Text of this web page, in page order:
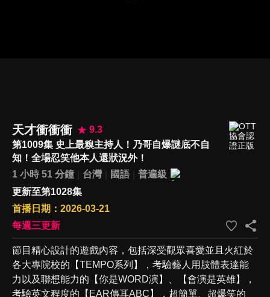
天才衝衝衝
9.3
第1009集 史上最糗主持人！乃哥自爆謎底不自
知！全場忍笑他本人還狀況外！
1 小時 51 分鐘
台灣 國語
普遍級
更新至第1028集
首播日期：2026-03-21
每週三更新
節目精心設計的遊戲內容，包括深受觀眾喜愛並且火紅於
各大專院校的【TEMPO系列】，考驗藝人用肢體表達能
力以及聯想能力的【你是WORD演】、【會演是英雄】，
考驗英文程度的【EAR傳耳ABC】，超簡單、超爆笑的